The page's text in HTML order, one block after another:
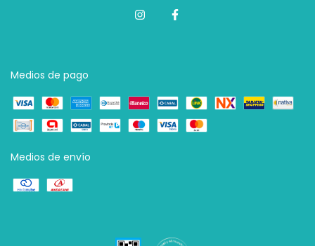
Medios de pago
Medios de envío